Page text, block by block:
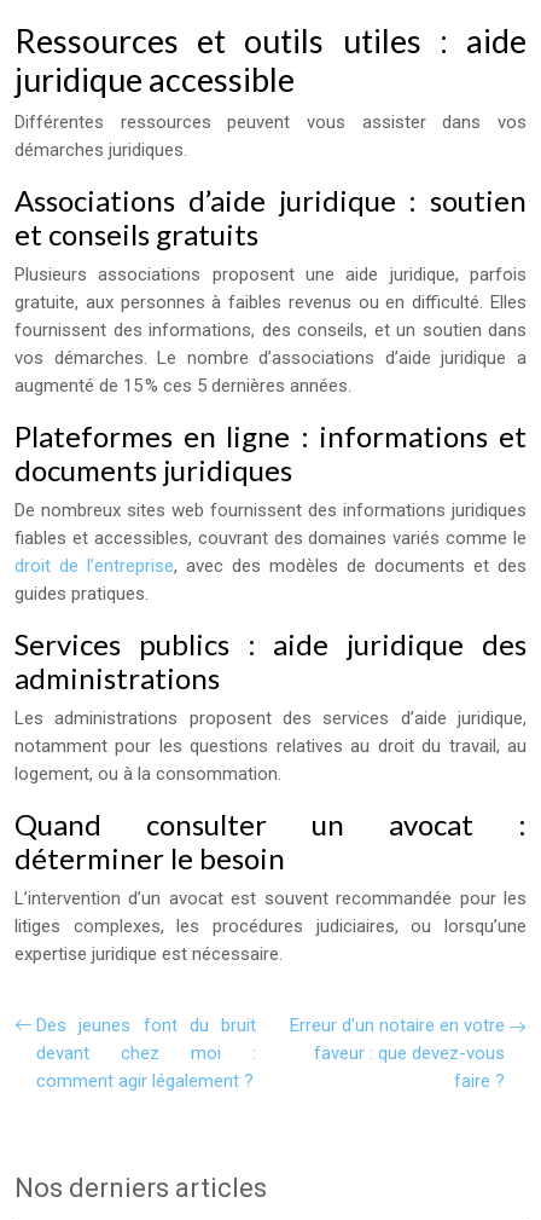
Ressources et outils utiles : aide
juridique accessible
Différentes ressources peuvent vous assister dans vos
démarches juridiques.
Associations d’aide juridique : soutien
et conseils gratuits
Plusieurs associations proposent une aide juridique, parfois
gratuite, aux personnes à faibles revenus ou en difficulté. Elles
fournissent des informations, des conseils, et un soutien dans
vos démarches. Le nombre d’associations d’aide juridique a
augmenté de 15 % ces 5 dernières années.
Plateformes en ligne : informations et
documents juridiques
De nombreux sites web fournissent des informations juridiques
fiables et accessibles, couvrant des domaines variés comme le
droit de l’entreprise, avec des modèles de documents et des
guides pratiques.
Services publics : aide juridique des
administrations
Les administrations proposent des services d’aide juridique,
notamment pour les questions relatives au droit du travail, au
logement, ou à la consommation.
Quand consulter un avocat :
déterminer le besoin
L’intervention d’un avocat est souvent recommandée pour les
litiges complexes, les procédures judiciaires, ou lorsqu’une
expertise juridique est nécessaire.
Des jeunes font du bruit
devant chez moi :
comment agir légalement ?
Erreur d’un notaire en votre
faveur : que devez-vous
faire ?
Nos derniers articles